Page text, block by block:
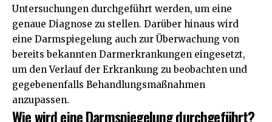
Untersuchungen durchgeführt werden, um eine
genaue Diagnose zu stellen. Darüber hinaus wird
eine Darmspiegelung auch zur Überwachung von
bereits bekannten Darmerkrankungen eingesetzt,
um den Verlauf der Erkrankung zu beobachten und
gegebenenfalls Behandlungsmaßnahmen
anzupassen.
Wie wird eine Darmspiegelung durchgeführt?